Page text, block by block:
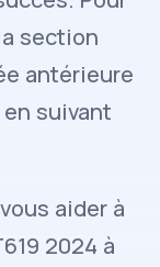
section
antérieure
suivant
aider à
2024 à